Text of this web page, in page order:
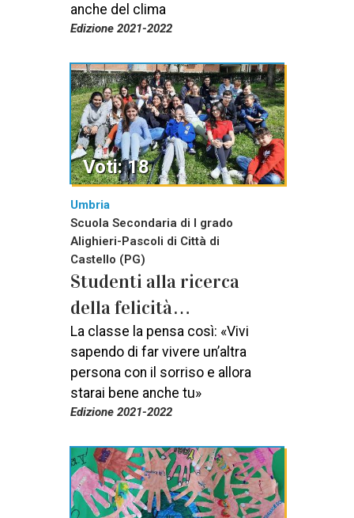
anche del clima
Edizione 2021-2022
Umbria
Scuola Secondaria di I grado
Alighieri-Pascoli di Città di
Castello (PG)
Studenti alla ricerca
della felicità…
La classe la pensa così: «Vivi
sapendo di far vivere un’altra
persona con il sorriso e allora
starai bene anche tu»
Edizione 2021-2022
Voti: 18